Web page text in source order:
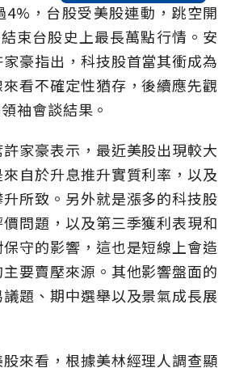
4%，台股受美股連動，跳空開
束台股史上最長萬點行情。安
豪指出，科技股首當其衝成為
看不確定性猶存，後續應先觀
袖會談結果。
家豪表示，最近美股出現較大
自於升息推升實質利率，以及
所致。另外就是漲多的科技股
問題，以及第三季獲利表現和
守的影響，這也是短線上會造
要賣壓來源。其他影響盤面的
題、期中選舉以及景氣成長展
來看，根據美林經理人調查顯